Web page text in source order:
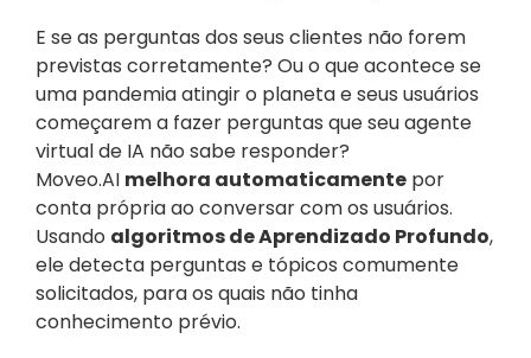
E se as perguntas dos seus clientes não forem
previstas corretamente? Ou o que acontece se
uma pandemia atingir o planeta e seus usuários
começarem a fazer perguntas que seu agente
virtual de IA não sabe responder?
Moveo.AI melhora automaticamente por
conta própria ao conversar com os usuários.
Usando algoritmos de Aprendizado Profundo,
ele detecta perguntas e tópicos comumente
solicitados, para os quais não tinha
conhecimento prévio.